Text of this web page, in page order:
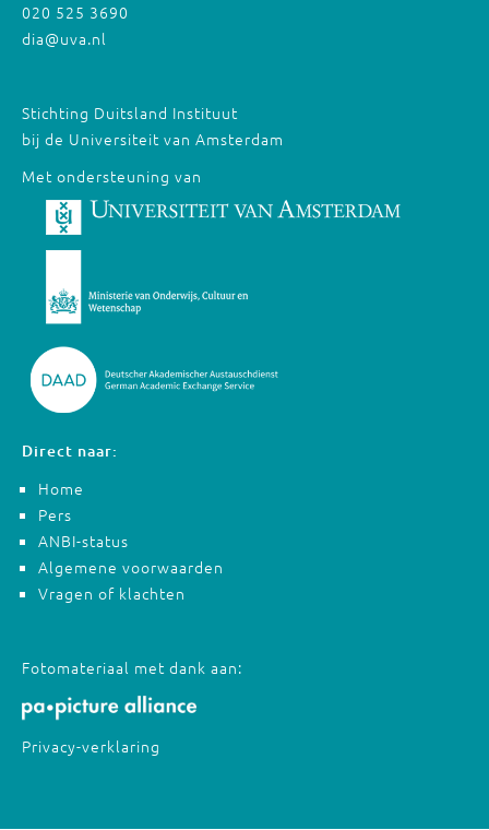
020 525 3690
dia@uva.nl
Stichting Duitsland Instituut
bij de Universiteit van Amsterdam
Met ondersteuning van
Direct naar:
Home
Pers
ANBI-status
Algemene voorwaarden
Vragen of klachten
Fotomateriaal met dank aan:
Privacy-verklaring